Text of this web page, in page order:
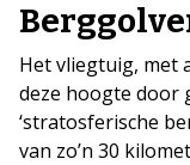
Het vliegtuig, met
deze hoogte door
‘stratosferische
van zo’n 30